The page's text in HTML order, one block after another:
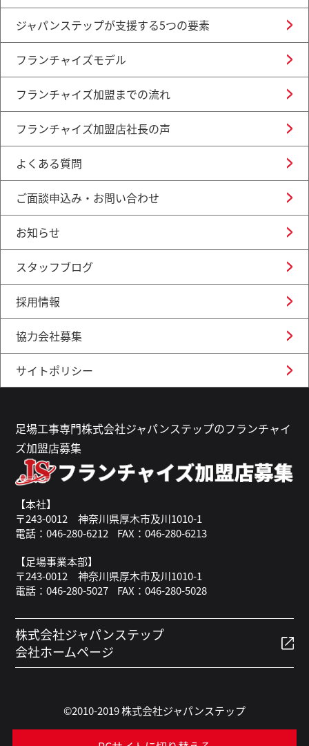
ジャパンステップが支援する5つの要素
フランチャイズモデル
フランチャイズ加盟までの流れ
フランチャイズ加盟店社長の声
よくある質問
ご面談申込み・お問い合わせ
お知らせ
スタッフブログ
採用情報
協力会社募集
サイトポリシー
足場工事専門株式会社ジャパンステップのフランチャイ
ズ加盟店募集
【本社】
〒243-0012 神奈川県厚木市及川1010-1
電話：046-280-6212
FAX：046-280-6213
【足場事業本部】
〒243-0012 神奈川県厚木市及川1010-1
電話：046-280-5027
FAX：046-280-5028
株式会社ジャパンステップ
会社ホームページ
©2010-2019 株式会社ジャパンステップ